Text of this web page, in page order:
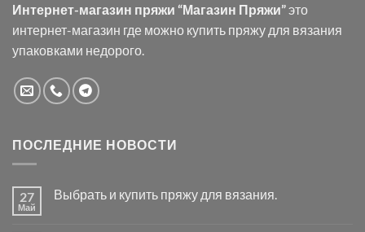
Интернет-магазин пряжи “Магазин Пряжи”это
интернет-магазин где можно купить пряжу для вязания
упаковками недорого.
ПОСЛЕДНИЕ НОВОСТИ
27
Май
Выбрать и купить пряжу для вязания.